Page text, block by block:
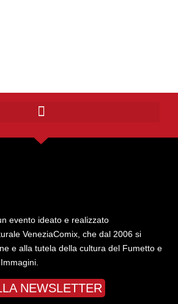
evento ideato e realizzato
VeneziaComix, che dal 2006 si
e alla tutela della cultura del Fumetto e
NEWSLETTER